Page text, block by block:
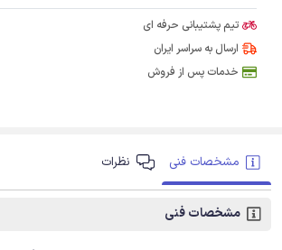
تیم پشتیبانی حرفه ای
ارسال به سراسر ایران
خدمات پس از فروش
مشخصات فنی نظرات
مشخصات فنی